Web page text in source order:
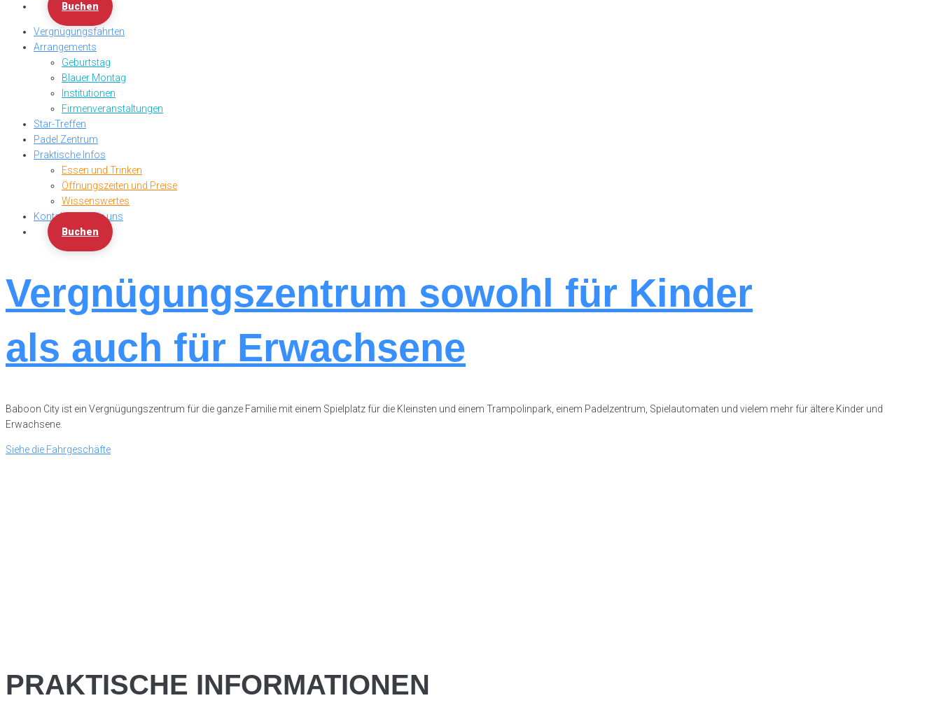
Buchen
Vergnügungsfahrten
Arrangements
Geburtstag
Blauer Montag
Institutionen
Firmenveranstaltungen
Star-Treffen
Padel Zentrum
Praktische Infos
Essen und Trinken
Öffnungszeiten und Preise
Wissenswertes
Kontaktieren Sie uns
Buchen
Vergnügungszentrum sowohl für Kinder
als auch für Erwachsene
Baboon City ist ein Vergnügungszentrum für die ganze Familie mit einem Spielplatz für die Kleinsten und einem Trampolinpark, einem Padelzentrum, Spielautomaten und vielem mehr für ältere Kinder und
Erwachsene.
Siehe die Fahrgeschäfte
PRAKTISCHE INFORMATIONEN